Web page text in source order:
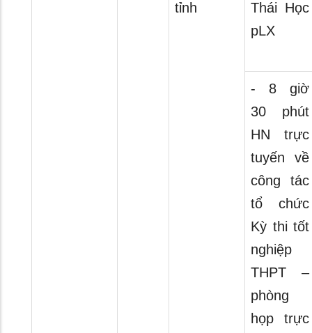
tỉnh
Thái Học
pLX
- 8 giờ
30 phút
HN trực
tuyến về
công tác
tổ chức
Kỳ thi tốt
nghiệp
THPT –
phòng
họp trực